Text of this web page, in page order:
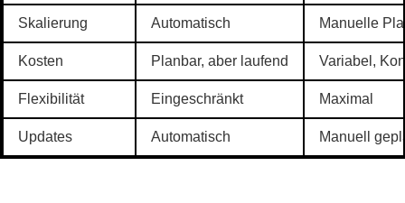
Skalierung Automatisch Manuelle
Kosten Planbar, aber laufend Variabel,
Flexibilität Eingeschränkt Maximal
Updates Automatisch Manuell